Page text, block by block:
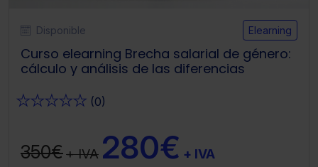
Disponible Elearning
Curso elearning Brecha salarial de género:
cálculo y análisis de las diferencias
★★★★★ (0)
350€+ IVA 280€ + IVA